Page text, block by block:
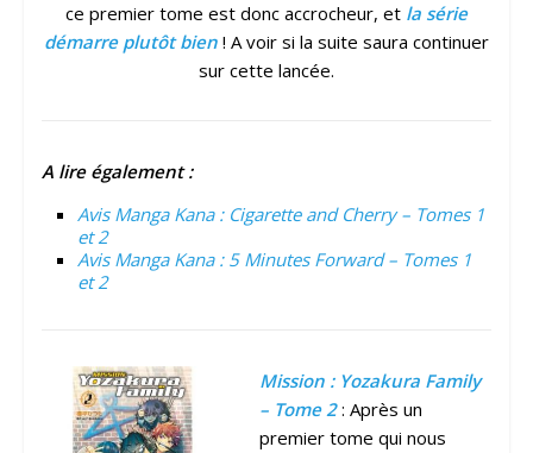
ce premier tome est donc accrocheur, et la série
démarre plutôt bien! A voir si la suite saura continuer
sur cette lancée.
A lire également :
Avis Manga Kana : Cigarette and Cherry – Tomes 1
et 2
Avis Manga Kana : 5 Minutes Forward – Tomes 1
et 2
Mission : Yozakura Family
– Tome 2: Après un
premier tome qui nous